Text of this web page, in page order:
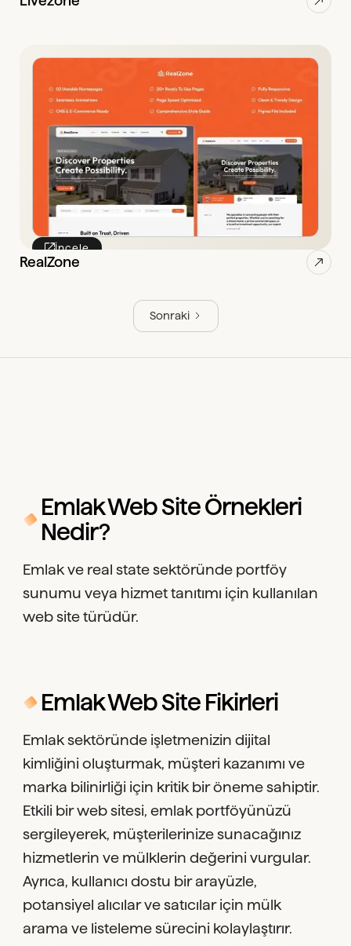
İncele
RealZone
Sonraki
Emlak Web Site Örnekleri
Nedir?
Emlak ve real state sektöründe portföy
sunumu veya hizmet tanıtımı için kullanılan
web site türüdür.
Emlak Web Site Fikirleri
Emlak sektöründe işletmenizin dijital
kimliğini oluşturmak, müşteri kazanımı ve
marka bilinirliği için kritik bir öneme sahiptir.
Etkili bir web sitesi, emlak portföyünüzü
sergileyerek, müşterilerinize sunacağınız
hizmetlerin ve mülklerin değerini vurgular.
Ayrıca, kullanıcı dostu bir arayüzle,
potansiyel alıcılar ve satıcılar için mülk
arama ve listeleme sürecini kolaylaştırır.